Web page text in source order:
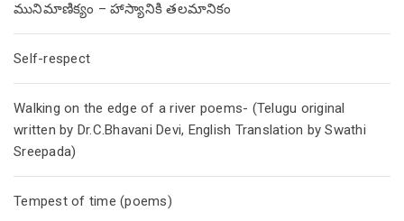
మునిమాణిక్యం – హాస్యానికి తలమానికం
Self-respect
Walking on the edge of a river poems- (Telugu original
written by Dr.C.Bhavani Devi, English Translation by Swathi
Sreepada)
Tempest of time (poems)